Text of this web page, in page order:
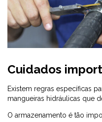
Cuidados
Existem regras específicas
mangueiras hidráulicas que
O armazenamento é tão